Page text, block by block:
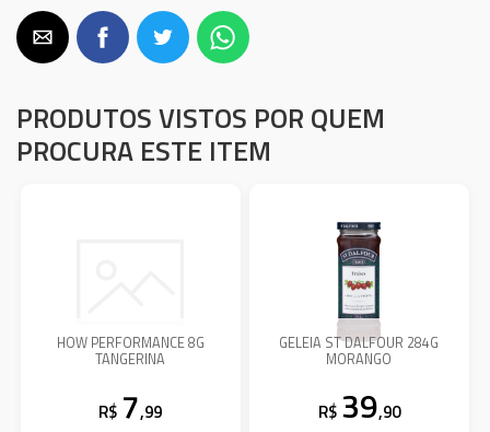
PRODUTOS VISTOS POR QUEM
PROCURA ESTE ITEM
HOW PERFORMANCE 8G
TANGERINA
R$ 7,99
GELEIA ST DALFOUR 284G
MORANGO
R$ 39,90